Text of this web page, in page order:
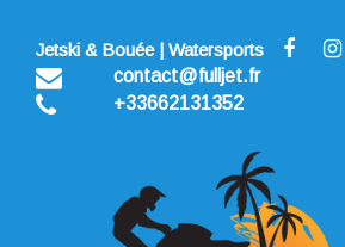
contentJetski & Bouée | Watersports
contact@fulljet.fr
+33662131352